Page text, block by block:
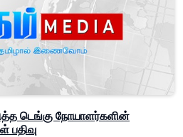
டெங்கு நோயாளர்களின்